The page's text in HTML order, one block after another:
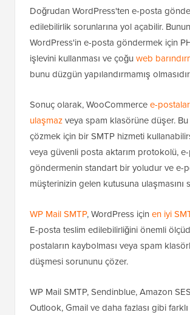
Doğrudan WordPress'ten e-posta
edilebilirlik sorunlarına yol açabilir.
WordPress'in e-posta göndermek için
işlevini kullanması ve çoğu web
bunu düzgün yapılandırmamış
Sonuç olarak, WooCommercee-
ulaşmazveya spam klasörüne düşer.
çözmek için bir SMTP hizmeti
veya güvenli posta aktarım protokolü,
göndermenin standart bir yoludur ve e-
müşterinizin gelen kutusuna ulaşmasını
WP Mail SMTP, WordPress için en iyi
E-posta teslim edilebilirliğini önemli
postaların kaybolması veya spam
düşmesi sorununu çözer.
WP Mail SMTP, Sendinblue, Amazon
Outlook, Gmail ve daha fazlası gibi